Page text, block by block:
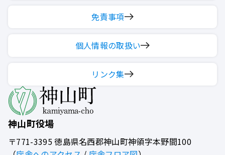
神山町役場
〒771-3395徳島県名西郡神山町神領字本野間100
免責事項
個人情報の取扱い
リンク集